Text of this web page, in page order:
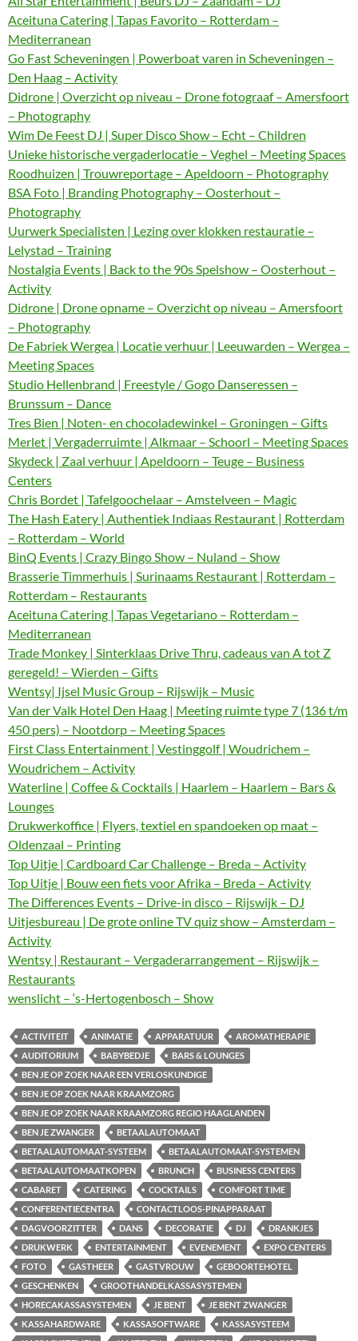
Aceituna Catering | Tapas Favorito – Rotterdam –
Mediterranean
Go Fast Scheveningen | Powerboat varen in Scheveningen –
Den Haag – Activity
Didrone | Overzicht op niveau – Drone fotograaf – Amersfoort
– Photography
Wim De Feest DJ | Super Disco Show – Echt – Children
Unieke historische vergaderlocatie – Veghel – Meeting Spaces
Roodhuizen | Trouwreportage – Apeldoorn – Photography
BSA Foto | Branding Photography – Oosterhout –
Photography
Uurwerk Specialisten | Lezing over klokken restauratie –
Lelystad – Training
Nostalgia Events | Back to the 90s Spelshow – Oosterhout –
Activity
Didrone | Drone opname – Overzicht op niveau – Amersfoort
– Photography
De Fabriek Wergea | Locatie verhuur | Leeuwarden – Wergea –
Meeting Spaces
Studio Hellenbrand | Freestyle / Gogo Danseressen –
Brunssum – Dance
Tres Bien | Noten- en chocoladewinkel – Groningen – Gifts
Merlet | Vergaderruimte | Alkmaar – Schoorl – Meeting Spaces
Skydeck | Zaal verhuur | Apeldoorn – Teuge – Business
Centers
Chris Bordet | Tafelgoochelaar – Amstelveen – Magic
The Hash Eatery | Authentiek Indiaas Restaurant | Rotterdam
– Rotterdam – World
BinQ Events | Crazy Bingo Show – Nuland – Show
Brasserie Timmerhuis | Surinaams Restaurant | Rotterdam –
Rotterdam – Restaurants
Aceituna Catering | Tapas Vegetariano – Rotterdam –
Mediterranean
Trade Monkey | Sinterklaas Drive Thru, cadeaus van A tot Z
geregeld! – Wierden – Gifts
Wentsy| Ijsel Music Group – Rijswijk – Music
Van der Valk Hotel Den Haag | Meeting ruimte type 7 (136 t/m
450 pers) – Nootdorp – Meeting Spaces
First Class Entertainment | Vestinggolf | Woudrichem –
Woudrichem – Activity
Waterline | Coffee & Cocktails | Haarlem – Haarlem – Bars &
Lounges
Drukwerkoffice | Flyers, textiel en spandoeken op maat –
Oldenzaal – Printing
Top Uitje | Cardboard Car Challenge – Breda – Activity
Top Uitje | Bouw een fiets voor Afrika – Breda – Activity
The Differences Events – Drive-in disco – Rijswijk – DJ
Uitjesbureau | De grote online TV quiz show – Amsterdam –
Activity
Wentsy | Restaurant – Vergaderarrangement – Rijswijk –
Restaurants
wenslicht – ‘s-Hertogenbosch – Show
ACTIVITEIT ANIMATIE APPARATUUR
AROMATHERAPIE
AUDITORIUM
BABYBEDJE
BARS & LOUNGES
BEN JE OP ZOEK NAAR EEN VERLOSKUNDIGE
BEN JE OP ZOEK NAAR KRAAMZORG
BEN JE OP ZOEK NAAR KRAAMZORG REGIO HAAGLANDEN
BEN JE ZWANGER
BETAALAUTOMAAT
BETAALAUTOMAAT-SYSTEEM
BETAALAUTOMAAT-SYSTEMEN
BETAALAUTOMAATKOPEN
BRUNCH
BUSINESS CENTERS
CABARET
CATERING COCKTAILS
COMFORT TIME
CONFERENTIECENTRA
CONTACTLOOS-PINAPPARAAT
DAGVOORZITTER
DANS DECORATIE DJ
DRANKJES
DRUKWERK
ENTERTAINMENT EVENEMENT
EXPO CENTERS
FOTO
GASTHEER GASTVROUW
GEBOORTEHOTEL
GESCHENKEN
GROOTHANDELKASSASYSTEMEN
HORECAKASSASYSTEMEN
JE BENT
JE BENT ZWANGER
KASSAHARDWARE
KASSASOFTWARE
KASSASYSTEEM